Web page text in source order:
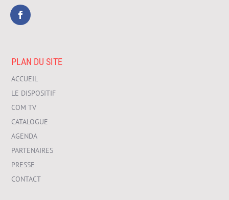
PLAN DU SITE
ACCUEIL
LE DISPOSITIF
COM TV
CATALOGUE
AGENDA
PARTENAIRES
PRESSE
CONTACT